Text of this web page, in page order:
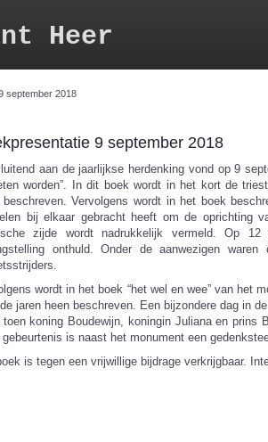
Heer
september 2018
9 september 2018
aan de jaarlijkse herdenking vond op 9
worden”. In dit boek wordt in het kort de
beschreven. Vervolgens wordt in het boek
bij elkaar gebracht heeft om de oprichting
zijde wordt nadrukkelijk vermeld. Op
onthuld. Onder de aanwezigen
wordt in het boek “het wel en wee” van het
jaren heen beschreven. Een bijzondere dag in
toen koning Boudewijn, koningin Juliana en prins
gebeurtenis is naast het monument een
is tegen een vrijwillige bijdrage verkrijgbaar.